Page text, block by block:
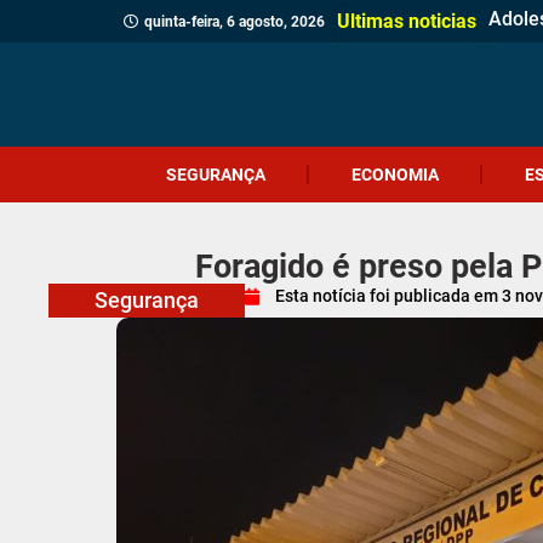
quinta-feira, 6 agosto, 2026 Ultimas noticias Içara
Idosa
PM
Coral
SEGURANÇA ECONOMIA
Foragido é preso pela
Segurança Esta notícia foi publicada em 3